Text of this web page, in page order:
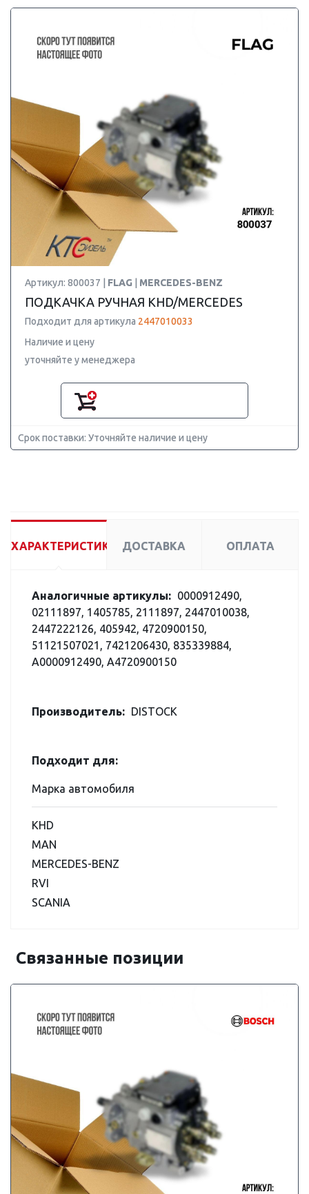
Артикул: 800037 | FLAG MERCEDES-BENZ
ПОДКАЧКА РУЧНАЯ KHD/MERCEDES
Подходит для артикула 2447010033
Наличие и цену
уточняйте у менеджера
Срок поставки: Уточняйте наличие и цену
ХАРАКТЕРИСТИКИ ДОСТАВКА ОПЛАТА
Аналогичные артикулы: 0000912490,
02111897, 1405785, 2111897, 2447010038,
2447222126, 405942, 4720900150,
51121507021, 7421206430, 835339884,
A0000912490, A4720900150
Производитель: DISTOCK
Подходит для:
Марка автомобиля
KHD
MAN
MERCEDES-BENZ
RVI
SCANIA
Связанные позиции